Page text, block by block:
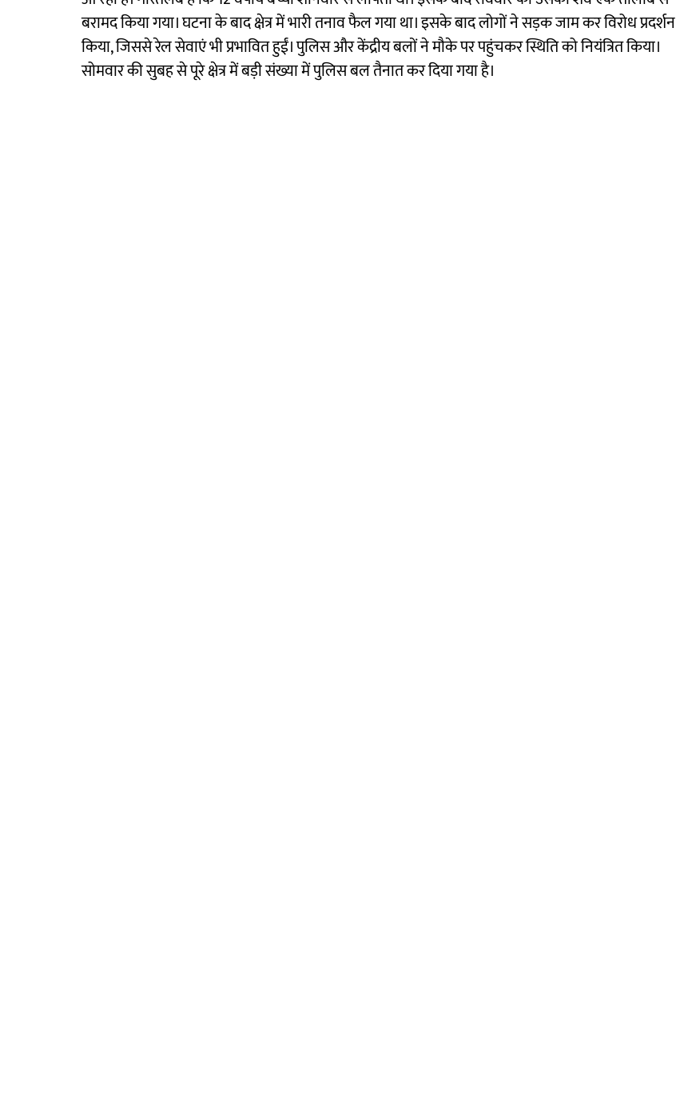
बरामद किया गया। घटना के बाद क्षेत्र में भारी तनाव फैल गया था। इसके बाद लोगों ने सड़क जाम कर विरोध प्रदर्शन
किया, जिससे रेल सेवाएं भी प्रभावित हुईं। पुलिस और केंद्रीय बलों ने मौके पर पहुंचकर स्थिति को नियंत्रित किया।
सोमवार की सुबह से पूरे क्षेत्र में बड़ी संख्या में पुलिस बल तैनात कर दिया गया है।